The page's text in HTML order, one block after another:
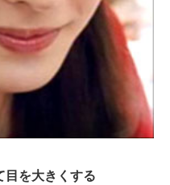
目を大きくする